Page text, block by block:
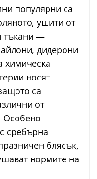
популярни са
ушити от
тъкани —
дидерони
химическа
носят
са
от
Особено
сребърна
блясък,
нормите на